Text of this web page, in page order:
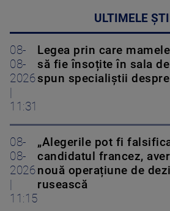
ULTIMELE
08-
08-
2026
11:31
Legea prin care
să fie însoțite în sala
spun specialiștii
08-
08-
2026
11:15
„Alegerile pot fi
candidatul francez,
nouă operațiune de
rusească